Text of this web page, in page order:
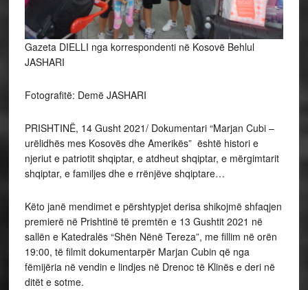
Gazeta DIELLI nga korrespondenti në Kosovë Behlul
JASHARI
Fotografitë: Demë JASHARI
PRISHTINË, 14 Gusht 2021/ Dokumentari “Marjan Cubi –
urëlidhës mes Kosovës dhe Amerikës” është histori e
njeriut e patriotit shqiptar, e atdheut shqiptar, e mërgimtarit
shqiptar, e familjes dhe e rrënjëve shqiptare…
Këto janë mendimet e përshtypjet derisa shikojmë shfaqjen
premierë në Prishtinë të premtën e 13 Gushtit 2021 në
sallën e Katedralës “Shën Nënë Tereza”, me fillim në orën
19:00, të filmit dokumentarpër Marjan Cubin që nga
fëmijëria në vendin e lindjes në Drenoc të Klinës e deri në
ditët e sotme.